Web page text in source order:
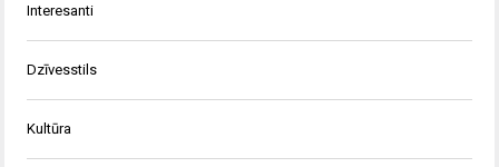
Interesanti
Dzīvesstils
Kultūra